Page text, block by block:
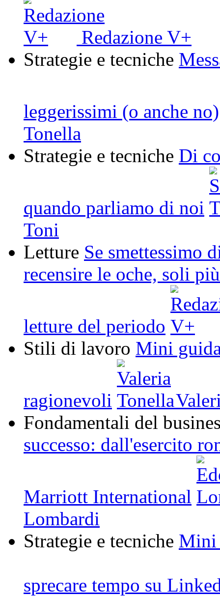
Redazione V+
Strategie e tecniche
leggerissimi (o anche no)
Tonella
Strategie e tecniche Di
quando parliamo di noi
Toni
Letture Se smettessimo
recensire le oche, soli
letture del periodo
Stili di lavoro Mini
ragionevoli
Fondamentali del
successo: dall'esercito
Marriott International
Lombardi
Strategie e tecniche Mini
sprecare tempo su